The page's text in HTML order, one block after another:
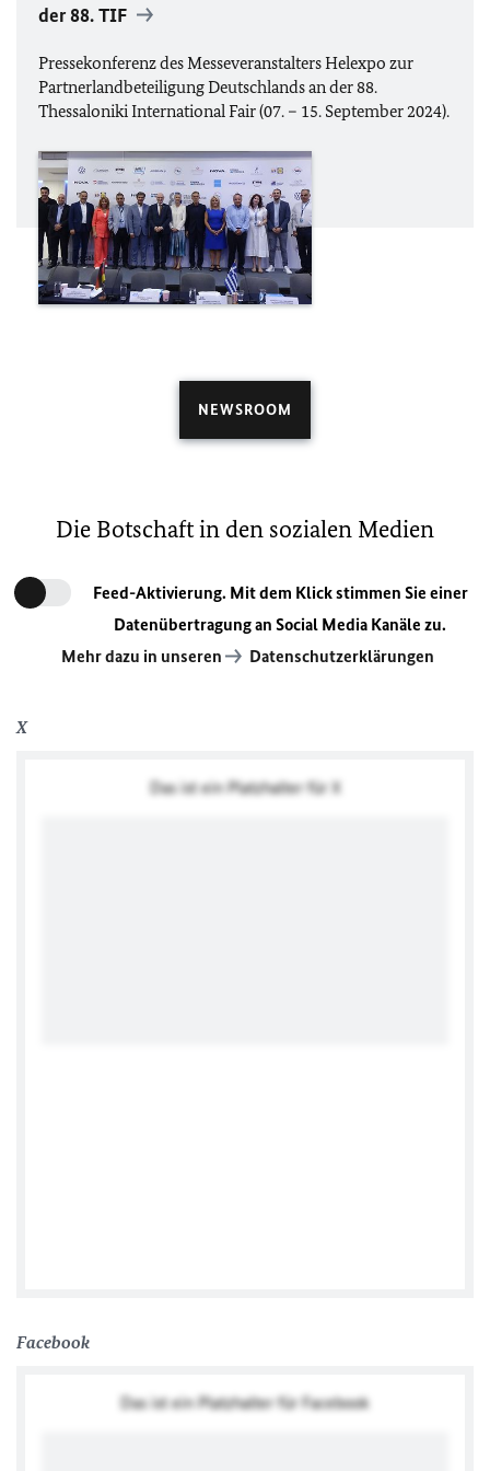
der 88. TIF
Pressekonferenz des Messeveranstalters Helexpo zur
Partnerlandbeteiligung Deutschlands an der 88.
Thessaloniki International Fair (07. – 15. September 2024).
NEWSROOM
Die Botschaft in den sozialen Medien
Feed-Aktivierung. Mit dem Klick stimmen Sie einer
Datenübertragung an Social Media Kanäle zu.
Mehr dazu in unseren
Datenschutzerklärungen
X
Das ist ein Platzhalter für X
Facebook
Das ist ein Platzhalter für Facebook